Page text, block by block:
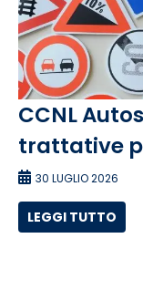
CCNL
trattative
30 LUGLIO 2026
LEGGI TUTTO